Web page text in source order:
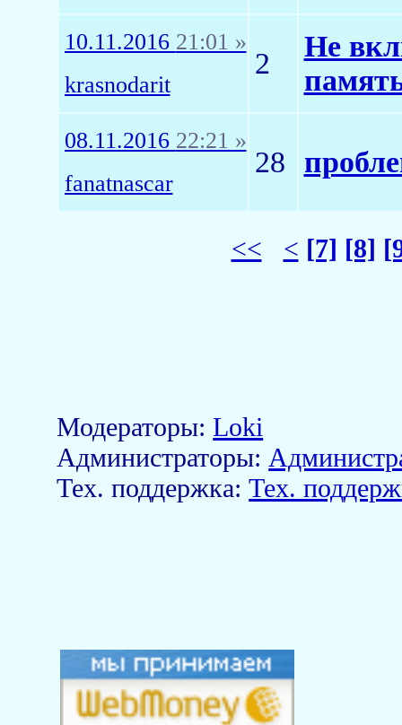
10.11.2016 21:01 »
krasnodarit
2
Не
08.11.2016 22:21 »
fanatnascar
28
<< < [7] [8]
Модераторы:Loki
Aдминистраторы:
Тех. поддержка:Тех.